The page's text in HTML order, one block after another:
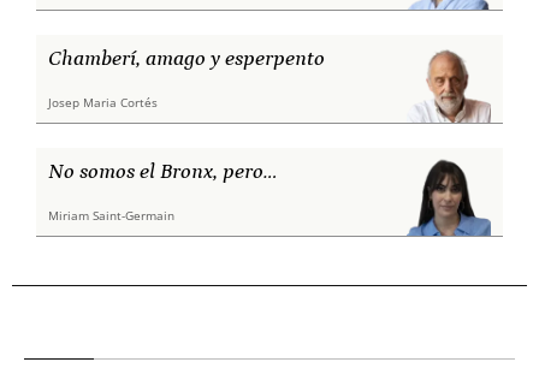
Chamberí, amago y esperpento
Josep Maria Cortés
No somos el Bronx, pero…
Miriam Saint-Germain